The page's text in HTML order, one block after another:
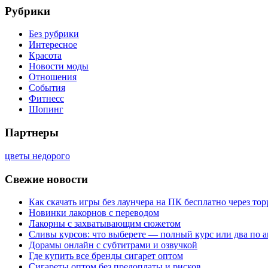
Рубрики
Без рубрики
Интересное
Красота
Новости моды
Отношения
События
Фитнесс
Шопинг
Партнеры
цветы недорого
Свежие новости
Как скачать игры без лаунчера на ПК бесплатно через
Новинки лакорнов с переводом
Лакорны с захватывающим сюжетом
Сливы курсов: что выберете — полный курс или два по
Дорамы онлайн с субтитрами и озвучкой
Где купить все бренды сигарет оптом